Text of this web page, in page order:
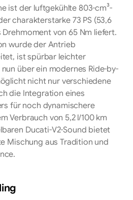
ist der luftgekühlte 803-cm³-
charakterstarke 73 PS (53,6
von 65 Nm liefert.
wurde der Antrieb
ist spürbar leichter
über ein modernes Ride-by-
nicht nur verschiedene
die Integration eines
für noch dynamischere
Verbrauch von 5,2 l/100 km
Ducati-V2-Sound bietet
Mischung aus Tradition und